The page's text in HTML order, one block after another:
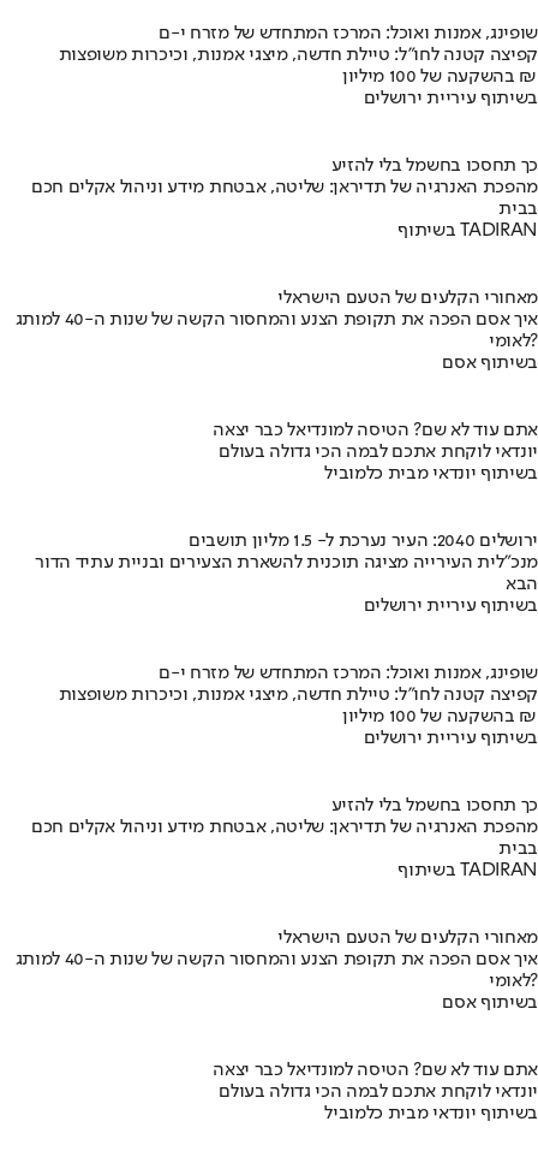
שופינג, אמנות ואוכל: המרכז המתחדש של מזרח י-ם
קפיצה קטנה לחו"ל: טיילת חדשה, מיצגי אמנות, וכיכרות משופצות
בהשקעה של 100 מיליון ₪
בשיתוף עיריית ירושלים
כך תחסכו בחשמל בלי להזיע
מהפכת האנרגיה של תדיראן: שליטה, אבטחת מידע וניהול אקלים חכם
בבית
בשיתוף TADIRAN
מאחורי הקלעים של הטעם הישראלי
איך אסם הפכה את תקופת הצנע והמחסור הקשה של שנות ה-40 למותג
לאומי?
בשיתוף אסם
אתם עוד לא שם? הטיסה למונדיאל כבר יצאה
יונדאי לוקחת אתכם לבמה הכי גדולה בעולם
בשיתוף יונדאי מבית כלמוביל
ירושלים 2040: העיר נערכת ל- 1.5 מליון תושבים
מנכ"לית העירייה מציגה תוכנית להשארת הצעירים ובניית עתיד הדור
הבא
בשיתוף עיריית ירושלים
שופינג, אמנות ואוכל: המרכז המתחדש של מזרח י-ם
קפיצה קטנה לחו"ל: טיילת חדשה, מיצגי אמנות, וכיכרות משופצות
בהשקעה של 100 מיליון ₪
בשיתוף עיריית ירושלים
כך תחסכו בחשמל בלי להזיע
מהפכת האנרגיה של תדיראן: שליטה, אבטחת מידע וניהול אקלים חכם
בבית
בשיתוף TADIRAN
מאחורי הקלעים של הטעם הישראלי
איך אסם הפכה את תקופת הצנע והמחסור הקשה של שנות ה-40 למותג
לאומי?
בשיתוף אסם
אתם עוד לא שם? הטיסה למונדיאל כבר יצאה
יונדאי לוקחת אתכם לבמה הכי גדולה בעולם
בשיתוף יונדאי מבית כלמוביל